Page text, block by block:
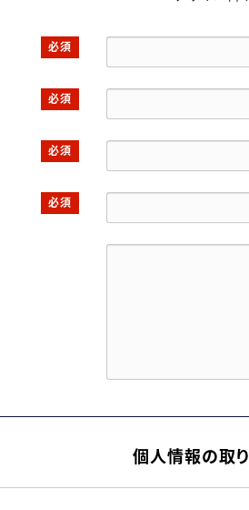
必須
必須
必須
必須
個人情報の取